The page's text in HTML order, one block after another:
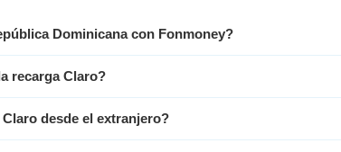
Dominicana con Fonmoney?
recarga Claro?
desde el extranjero?